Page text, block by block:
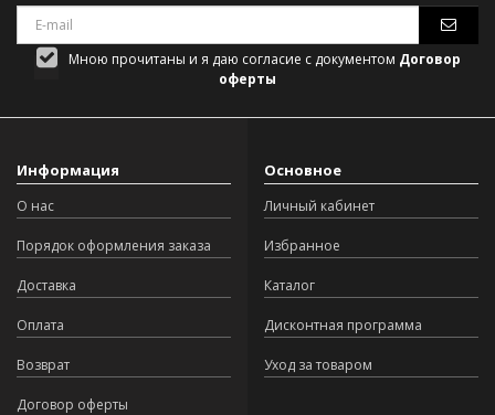
Мною прочитаны и я даю согласие с документом Договор
оферты
Информация
О нас
Порядок оформления заказа
Доставка
Оплата
Возврат
Договор оферты
Основное
Личный кабинет
Избранное
Каталог
Дисконтная программа
Уход за товаром